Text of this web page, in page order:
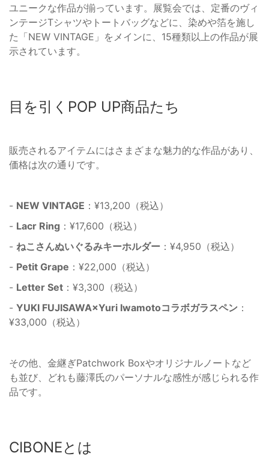
ユニークな作品が揃っています。展覧会では、定番のヴィ
ンテージTシャツやトートバッグなどに、染めや箔を施し
た「NEW VINTAGE」をメインに、15種類以上の作品が展
示されています。
目を引くPOP UP商品たち
販売されるアイテムにはさまざまな魅力的な作品があり、
価格は次の通りです。
- NEW VINTAGE ：¥13,200（税込）
- Lacr Ring ：¥17,600（税込）
- ねこさんぬいぐるみキーホルダー ：¥4,950（税込）
- Petit Grape ：¥22,000（税込）
- Letter Set ：¥3,300（税込）
- YUKI FUJISAWA×Yuri Iwamotoコラボガラスペン ：
¥33,000（税込）
その他、金継ぎPatchwork Boxやオリジナルノートなど
も並び、どれも藤澤氏のパーソナルな感性が感じられる作
品です。
CIBONEとは